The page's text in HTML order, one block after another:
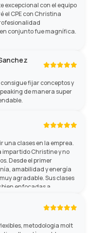
excepcional con el equipo
el CPE con Christina
conjunto fue magnífica.
fijar conceptos y
de manera super
una clases en la emprea.
impartido Christine y no
Desde el primer
amabilidad y energía
agradable. Sus clases
enfocadas a
nuestro inglés. Sin
metodologia molt